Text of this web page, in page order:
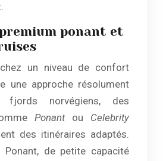
ponant et
un niveau de confort
une approche résolument
norvégiens, des
Ponantou Celebrity
des itinéraires adaptés.
Ponant, de petite capacité